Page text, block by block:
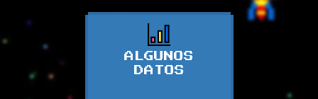
ALGUNOS
DATOS